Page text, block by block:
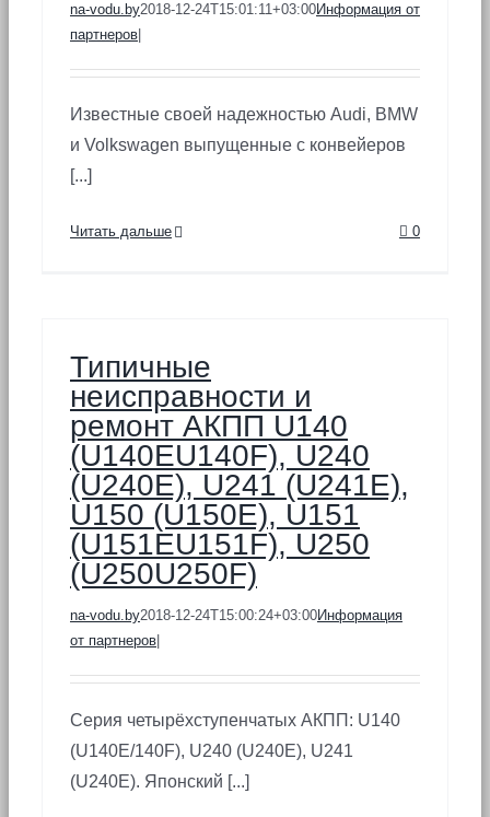
na-vodu.by2018-12-24T15:01:11+03:00Информация от
партнеров
Известные своей надежностью Audi, BMW
и Volkswagen выпущенные с конвейеров
[...]
Читать дальше 0
Типичные
неисправности и
ремонт АКПП U140
(U140EU140F), U240
(U240E), U241 (U241E),
U150 (U150E), U151
(U151EU151F), U250
(U250U250F)
na-vodu.by2018-12-24T15:00:24+03:00Информация
от партнеров
Серия четырёхступенчатых АКПП: U140
(U140E/140F), U240 (U240E), U241
(U240E). Японский [...]